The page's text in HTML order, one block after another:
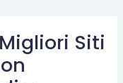
Siti